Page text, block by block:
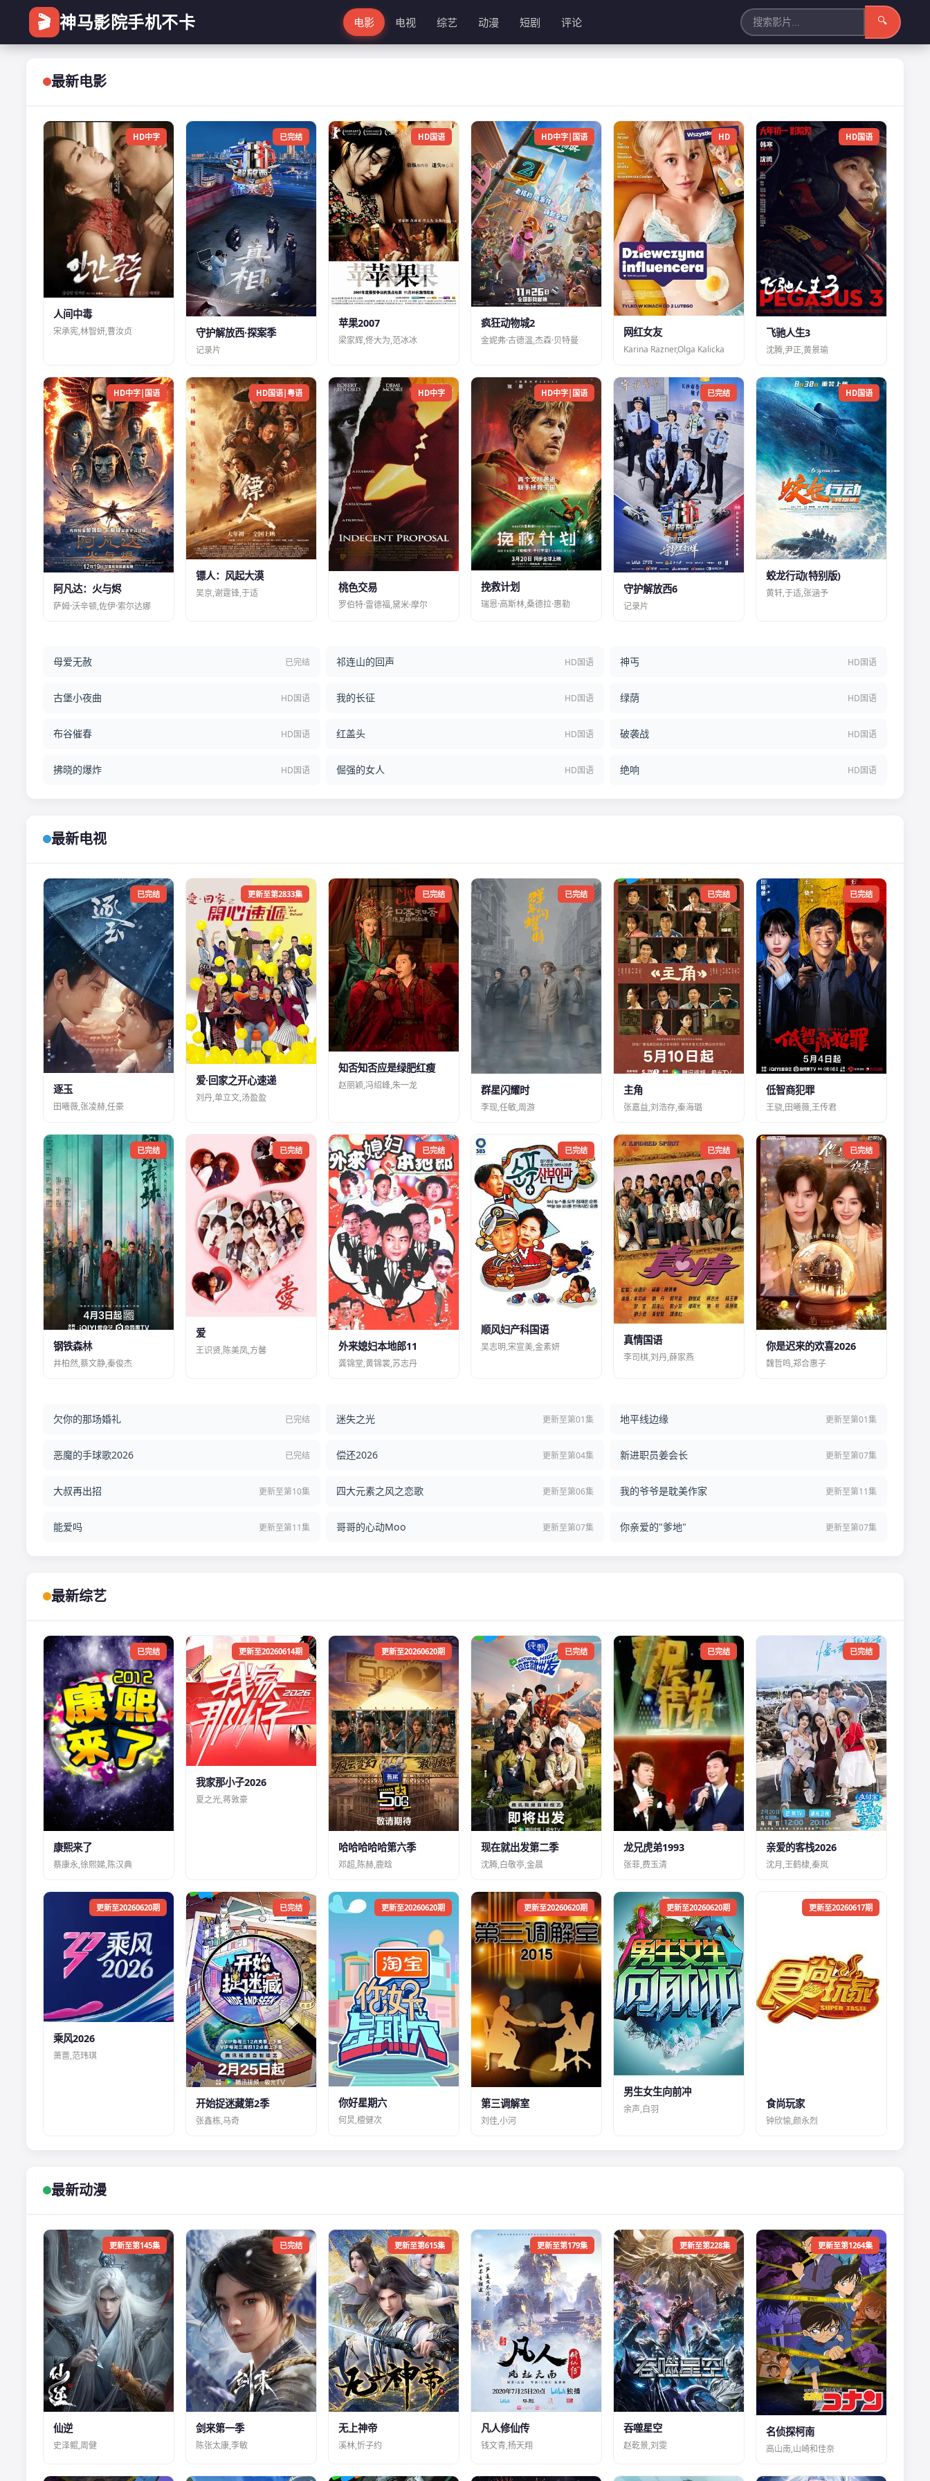
🎬 神马影院手机不卡 电影 电视 综艺 动漫 短剧 评论 🔍
最新电影
HD中字
人间中毒
宋承宪,林智妍,曹汝贞
已完结
守护解放西·探案季
记录片
HD国语
苹果2007
梁家辉,佟大为,范冰冰
HD中字|国语
疯狂动物城2
金妮弗·古德温,杰森·贝特曼
HD
网红女友
Karina Razner,Olga Kalicka
HD国语
飞驰人生3
沈腾,尹正,黄景瑜
HD中字|国语
阿凡达：火与烬
萨姆·沃辛顿,佐伊·索尔达娜
HD国语|粤语
镖人：风起大漠
吴京,谢霆锋,于适
HD中字
桃色交易
罗伯特·雷德福,黛米·摩尔
HD中字|国语
挽救计划
瑞恩·高斯林,桑德拉·惠勒
已完结
守护解放西6
记录片
HD国语
蛟龙行动(特别版)
黄轩,于适,张涵予
母爱无赦 已完结 祁连山的回声 HD国语 神丐 HD国语
古堡小夜曲 HD国语 我的长征 HD国语 绿荫 HD国语
布谷催春 HD国语 红盖头 HD国语 破袭战 HD国语
拂晓的爆炸 HD国语 倔强的女人 HD国语 绝响 HD国语
最新电视
已完结
逐玉
田曦薇,张凌赫,任豪
更新至第2833集
爱·回家之开心速递
刘丹,单立文,汤盈盈
已完结
知否知否应是绿肥红瘦
赵丽颖,冯绍峰,朱一龙
已完结
群星闪耀时
李现,任敏,周游
已完结
主角
张嘉益,刘浩存,秦海璐
已完结
低智商犯罪
王骁,田曦薇,王传君
已完结
钢铁森林
井柏然,蔡文静,秦俊杰
已完结
爱
王识贤,陈美凤,方馨
已完结
外来媳妇本地郎11
龚锦堂,黄锦裳,苏志丹
已完结
顺风妇产科国语
吴志明,宋宣美,金素妍
已完结
真情国语
李司棋,刘丹,薛家燕
已完结
你是迟来的欢喜2026
魏哲鸣,郑合惠子
欠你的那场婚礼 已完结 迷失之光 更新至第01集 地平线边缘 更新至第01集
恶魔的手球歌2026 已完结 偿还2026 更新至第04集 新进职员姜会长 更新至第07集
大叔再出招 更新至第10集 四大元素之风之恋歌 更新至第06集 我的爷爷是耽美作家 更新至第11集
能爱吗 更新至第11集 哥哥的心动Moo 更新至第07集 你亲爱的"爹地" 更新至第07集
最新综艺
已完结
康熙来了
蔡康永,徐熙娣,陈汉典
更新至20260614期
我家那小子2026
夏之光,蒋敦豪
更新至20260620期
哈哈哈哈哈第六季
邓超,陈赫,鹿晗
已完结
现在就出发第二季
沈腾,白敬亭,金晨
已完结
龙兄虎弟1993
张菲,费玉清
已完结
亲爱的客栈2026
沈月,王鹤棣,秦岚
更新至20260620期
乘风2026
萧蔷,范玮琪
已完结
开始捉迷藏第2季
张鑫栋,马奇
更新至20260620期
你好星期六
何炅,檀健次
更新至20260620期
第三调解室
刘佳,小河
更新至20260620期
男生女生向前冲
余声,白羽
更新至20260617期
食尚玩家
钟欣愉,颜永烈
最新动漫
更新至第145集
仙逆
史泽鲲,周健
已完结
剑来第一季
陈张太康,李敏
更新至第615集
无上神帝
溪林,忻子约
更新至第179集
凡人修仙传
钱文青,杨天翔
更新至第228集
吞噬星空
赵乾景,刘雯
更新至第1264集
名侦探柯南
高山南,山崎和佳奈